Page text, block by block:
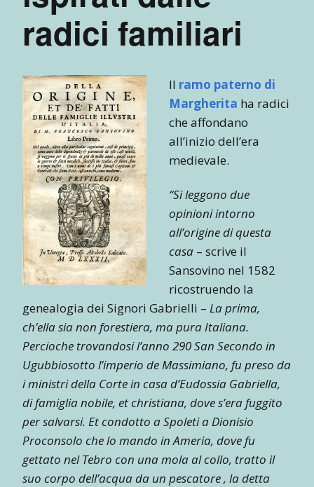
radici familiari
Il ramo paterno di
Margherita ha radici
che affondano
all’inizio dell’era
medievale.
“Si leggono due
opinioni intorno
all’origine di questa
casa – scrive il
Sansovino nel 1582
ricostruendo la
genealogia dei Signori Gabrielli – La prima,
ch’ella sia non forestiera, ma pura Italiana.
Percioche trovandosi l’anno 290 San Secondo in
Ugubbiosotto l’imperio de Massimiano, fu preso da
i ministri della Corte in casa d’Eudossia Gabriella,
di famiglia nobile, et christiana, dove s’era fuggito
per salvarsi. Et condotto a Spoleti a Dionisio
Proconsolo che lo mando in Ameria, dove fu
gettato nel Tebro con una mola al collo, tratto il
suo corpo dell’acqua da un pescatore , la detta